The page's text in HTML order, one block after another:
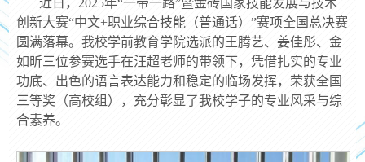
近日，2025年“一带一路”暨金砖国家技能发展与技术
创新大赛“中文+职业综合技能（普通话）”赛项全国总决赛
圆满落幕。我校学前教育学院选派的王腾艺、姜佳彤、金
如昕三位参赛选手在汪超老师的带领下，凭借扎实的专业
功底、出色的语言表达能力和稳定的临场发挥，荣获全国
三等奖（高校组），充分彰显了我校学子的专业风采与综
合素养。